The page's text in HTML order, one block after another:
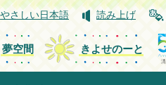
やさしい日本語 読み上げ
夢空間 きよせのーと